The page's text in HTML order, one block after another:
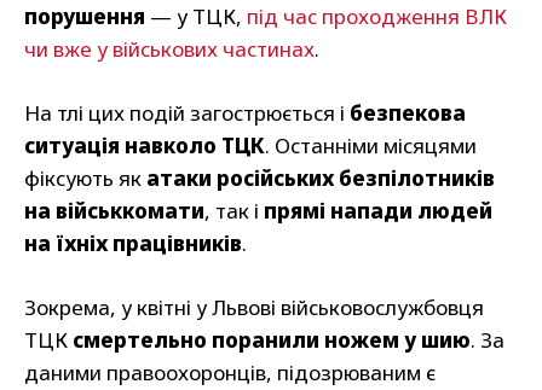
порушення — у ТЦК, під час проходження ВЛК
чи вже у військових частинах.
На тлі цих подій загострюється і безпекова
ситуація навколо ТЦК. Останніми місяцями
фіксують як атаки російських безпілотників
на військкомати, так і прямі напади людей
на їхніх працівників.
Зокрема, у квітні у Львові військовослужбовця
ТЦК смертельно поранили ножем у шию. За
даними правоохоронців, підозрюваним є